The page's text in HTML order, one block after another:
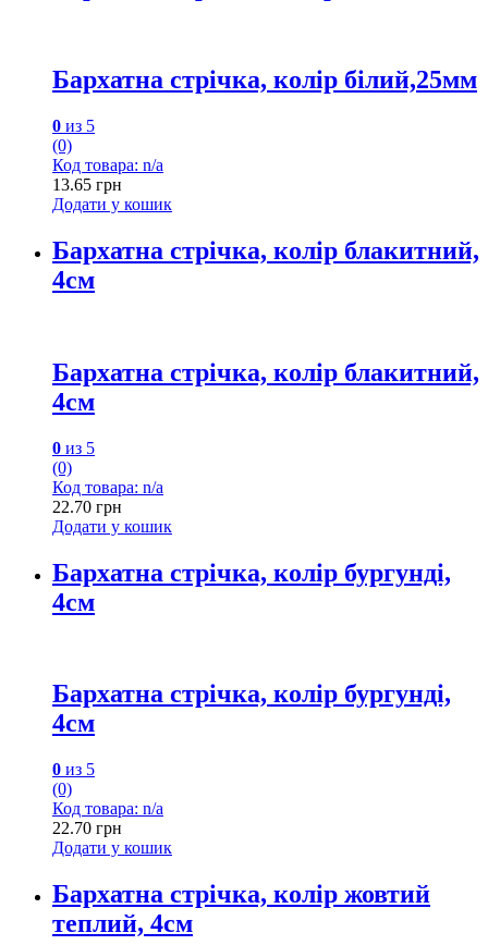
Бархатна стрічка, колір білий,25мм
0 из 5
(0)
Код товара: n/a
13.65 грн
Додати у кошик
Бархатна стрічка, колір блакитний,
4см
Бархатна стрічка, колір блакитний,
4см
0 из 5
(0)
Код товара: n/a
22.70 грн
Додати у кошик
Бархатна стрічка, колір бургунді,
4см
Бархатна стрічка, колір бургунді,
4см
0 из 5
(0)
Код товара: n/a
22.70 грн
Додати у кошик
Бархатна стрічка, колір жовтий
теплий, 4см